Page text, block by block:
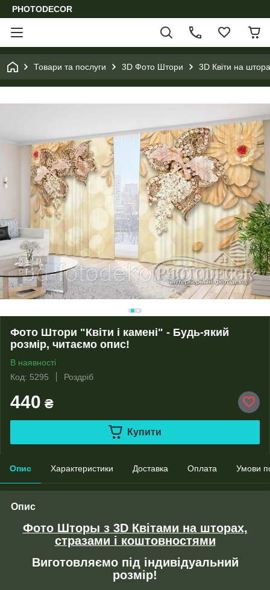
PHOTODECOR
Товари та послуги 3D Фото Штори 3D Квіти на
Фото Штори "Квіти і камені" - Будь-який
розмір, читаємо опис!
В наявності
Код: 5295
Роздріб
440 ₴
Купити
Опис Характеристики Доставка Оплата Умови
Опис
Фото Шторы з 3D Квітами на шторах,
стразами і коштовностями
Виготовляємо під індивідуальний
розмір!